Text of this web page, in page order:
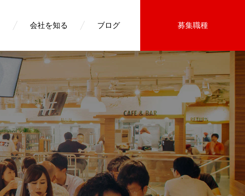
会社を知る ブログ 募集職種